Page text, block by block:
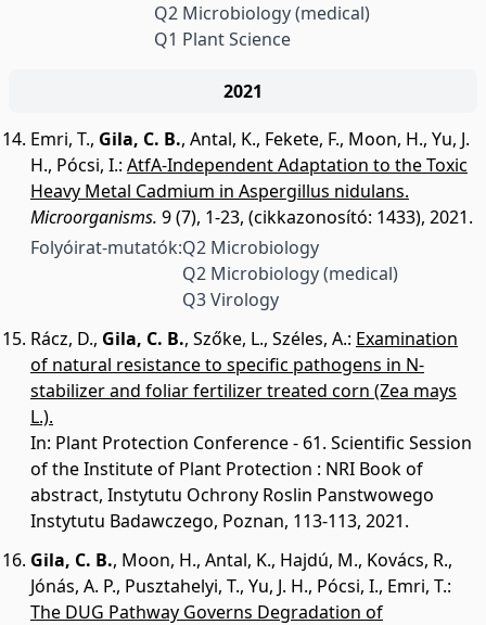
Q2 Microbiology (medical)
Q1 Plant Science
2021
Emri, T., Gila, C. B., Antal, K., Fekete, F., Moon, H., Yu, J.
H., Pócsi, I.: AtfA-Independent Adaptation to the Toxic
Heavy Metal Cadmium in Aspergillus nidulans.
Microorganisms. 9 (7), 1-23, (cikkazonosító: 1433), 2021.
Folyóirat-mutatók:Q2 Microbiology
Q2 Microbiology (medical)
Q3 Virology
Rácz, D., Gila, C. B., Szőke, L., Széles, A.: Examination
of natural resistance to specific pathogens in N-
stabilizer and foliar fertilizer treated corn (Zea mays
L.).
In: Plant Protection Conference - 61. Scientific Session
of the Institute of Plant Protection : NRI Book of
abstract, Instytutu Ochrony Roslin Panstwowego
Instytutu Badawczego, Poznan, 113-113, 2021.
Gila, C. B., Moon, H., Antal, K., Hajdú, M., Kovács, R.,
Jónás, A. P., Pusztahelyi, T., Yu, J. H., Pócsi, I., Emri, T.:
The DUG Pathway Governs Degradation of